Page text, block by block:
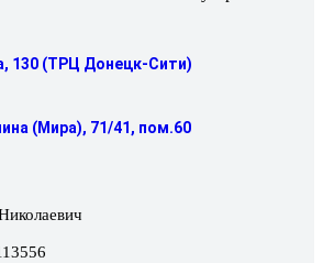
130 (ТРЦ Донецк-Сити)
(Мира), 71/41, пом.60